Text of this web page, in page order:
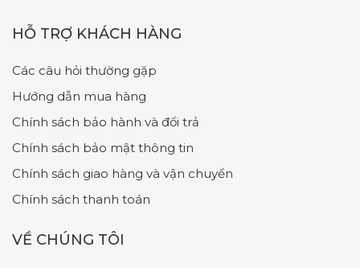
HỖ TRỢ KHÁCH HÀNG
Các câu hỏi thường gặp
Hướng dẫn mua hàng
Chính sách bảo hành và đổi trả
Chính sách bảo mật thông tin
Chính sách giao hàng và vận chuyển
Chính sách thanh toán
VỀ CHÚNG TÔI